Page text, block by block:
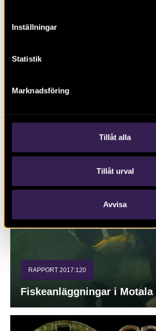
Inställningar
Statistik
Marknadsföring
Tillåt alla
Tillåt urval
Avvisa
RAPPORT 2017:127
Trafikplats Lunds Södra på
RAPPORT 2017:120
Fiskeanläggningar i Motala